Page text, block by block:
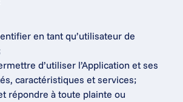
en tant qu’utilisateur de
d’utiliser l’Application et ses
caractéristiques et services;
répondre à toute plainte ou